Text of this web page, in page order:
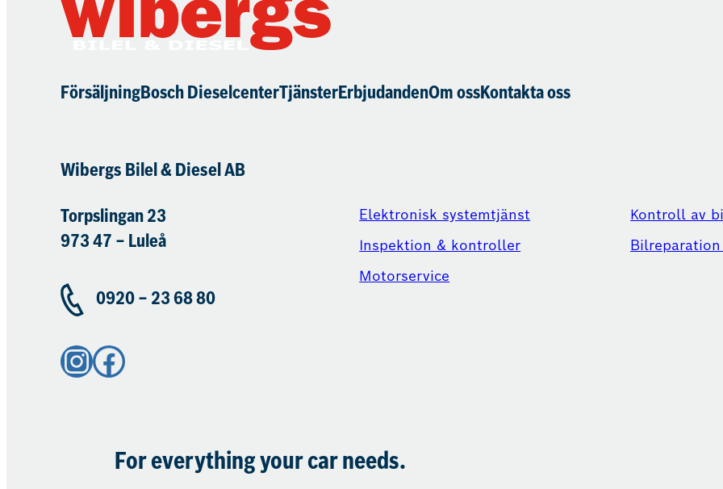
FörsäljningBosch DieselcenterTjänsterErbjudandenOm ossKontakta oss
Wibergs Bilel & Diesel AB
Torpslingan 23
973 47 – Luleå
0920 – 23 68 80
Instagram Facebook
Elektronisk systemtjänst
Inspektion & kontroller
Motorservice
Kontroll av
For everything your car needs.